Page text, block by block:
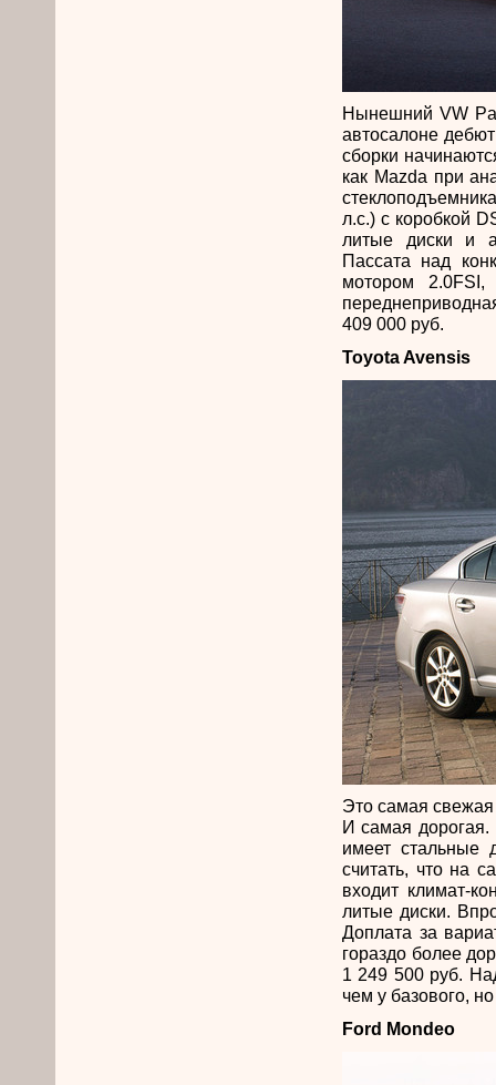
Нынешний VW
автосалоне
сборки
как Mazda при
л.с.) с коробкой
литые диски и
Пассата над
мотором
409 000 руб.
Toyota Avensis
Это самая
И самая
имеет стальные
считать, что на
входит климат-
литые диски.
Доплата за
гораздо более
1 249 500 руб.
чем у базового,
Ford Mondeo